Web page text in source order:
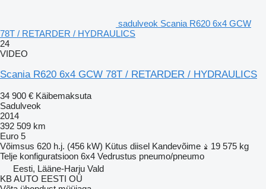
sadulveok Scania R620 6x4 GCW
78T / RETARDER / HYDRAULICS
24
VIDEO
Scania R620 6x4 GCW 78T / RETARDER / HYDRAULICS
34 900 € Käibemaksuta
Sadulveok
2014
392 509 km
Euro 5
Võimsus 620 h.j. (456 kW) Kütus diisel Kandevõime
19 575 kg
Telje konfiguratsioon 6x4 Vedrustus pneumo/pneumo
Eesti, Lääne-Harju Vald
KB AUTO EESTI OÜ